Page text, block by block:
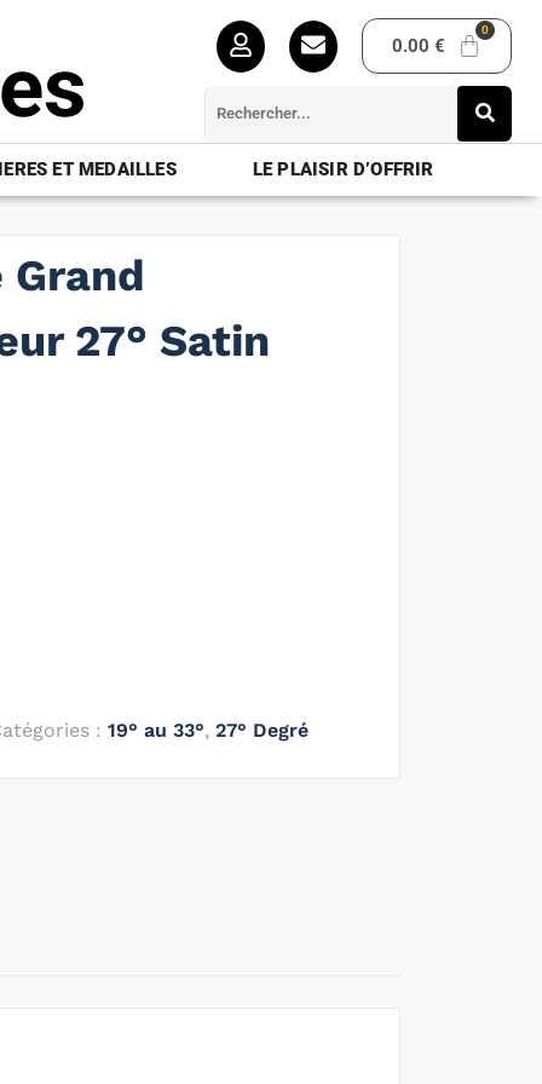
0.00€
ET MEDAILLES LE PLAISIR D’OFFRIR
Grand
27° Satin
: 19° au 33°, 27° Degré